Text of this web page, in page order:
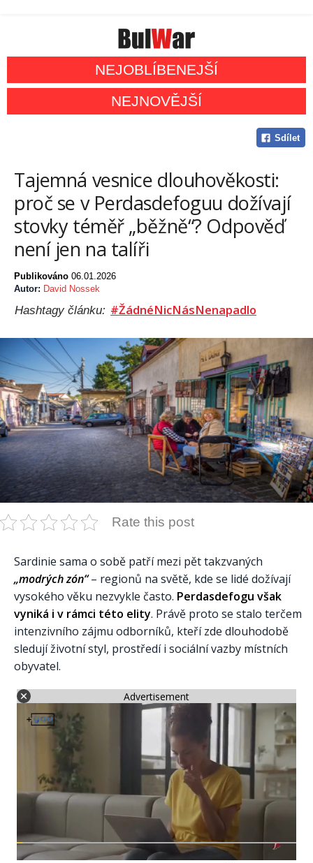
NEJOBLÍBENEJŠÍ
NEJNOVĚJŠÍ
Sdílet
Tajemná vesnice dlouhověkosti:
proč se v Perdasdefoguu dožívají
stovky téměř „běžně“? Odpověď
není jen na talíři
Publikováno 06.01.2026
Autor: David Nossek
Hashtagy článku: #ŽádnéNicNásNenapadlo
Rate this post
Sardinie sama o sobě patří mezi pět takzvaných
„modrých zón“– regionů na světě, kde se lidé dožívají
vysokého věku nezvykle často. Perdasdefogu však
vyniká i v rámci této elity. Právě proto se stalo terčem
intenzivního zájmu odborníků, kteří zde dlouhodobě
sledují životní styl, prostředí i sociální vazby místních
obyvatel.
Advertisement